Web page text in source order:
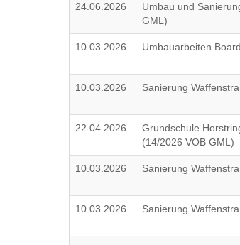
24.06.2026
Umbau und
GML)
10.03.2026 Umbauarbeiten
10.03.2026 Sanierung
22.04.2026
Grundschule
(14/2026 VOB GML)
10.03.2026 Sanierung
10.03.2026 Sanierung